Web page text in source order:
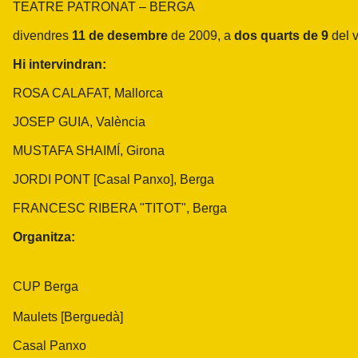
TEATRE PATRONAT – BERGA
divendres 11 de desembre de 2009, a dos quarts de 9 del
Hi intervindran:
ROSA CALAFAT, Mallorca
JOSEP GUIA, València
MUSTAFA SHAIMÍ, Girona
JORDI PONT [Casal Panxo], Berga
FRANCESC RIBERA "TITOT", Berga
Organitza:
CUP Berga
Maulets [Berguedà]
Casal Panxo